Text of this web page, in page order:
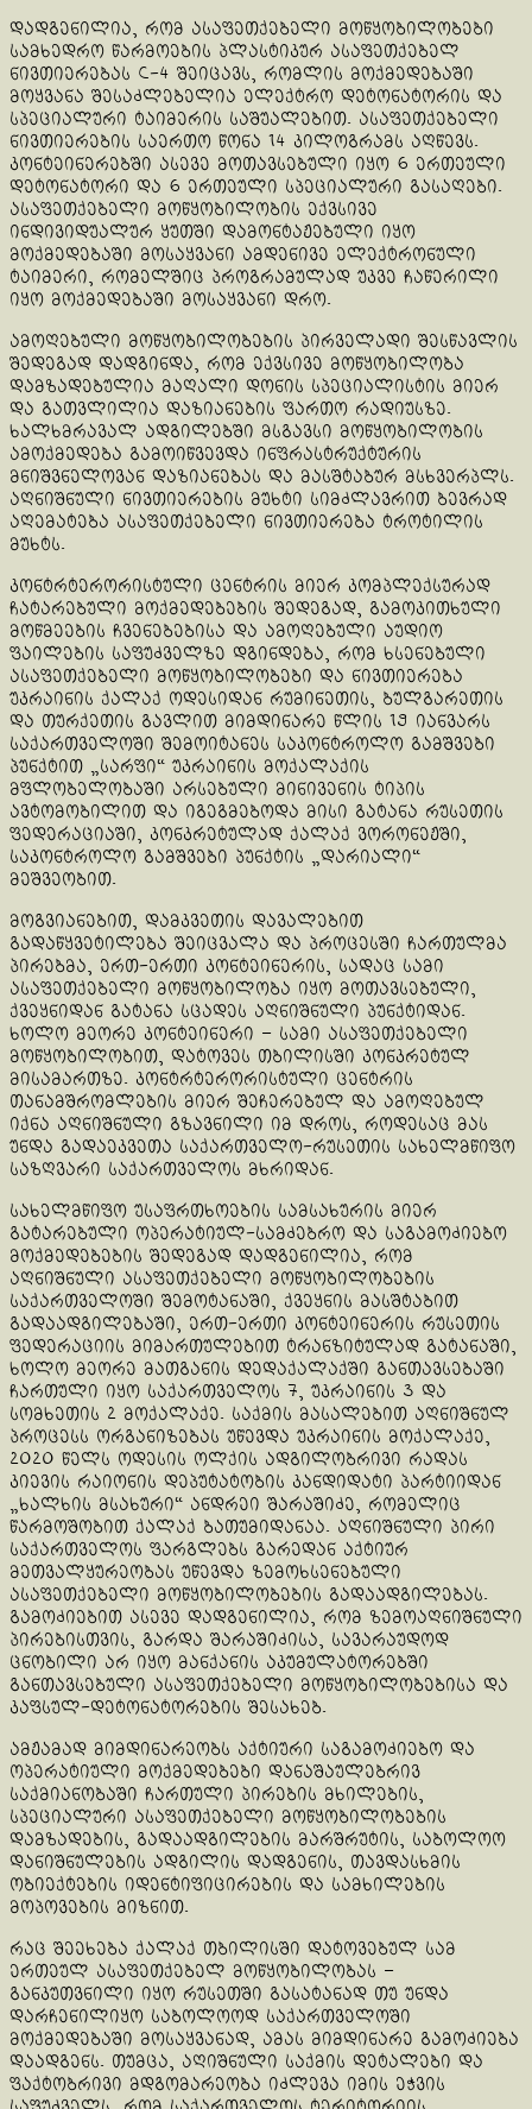
დადგენილია, რომ ასაფეთქებელი მოწყობილობები
სამხედრო წარმოების პლასტიკურ ასაფეთქებელ
ნივთიერებას C-4 შეიცავს, რომლის მოქმედებაში
მოყვანა შესაძლებელია ელექტრო დეტონატორის და
სპეციალური ტაიმერის საშუალებით. ასაფეთქებელი
ნივთიერების საერთო წონა 14 კილოგრამს აღწევს.
კონტეინერებში ასევე მოთავსებული იყო 6 ერთეული
დეტონატორი და 6 ერთეული სპეციალური გასაღები.
ასაფეთქებელი მოწყობილობის ექვსივე
ინდივიდუალურ ყუთში დამონტაჟებული იყო
მოქმედებაში მოსაყვანი ამდენივე ელექტრონული
ტაიმერი, რომელშიც პროგრამულად უკვე ჩაწერილი
იყო მოქმედებაში მოსაყვანი დრო.
ამოღებული მოწყობილობების პირველადი შესწავლის
შედეგად დადგინდა, რომ ექვსივე მოწყობილობა
დამზადებულია მაღალი დონის სპეციალისტის მიერ
და გათვლილია დაზიანების ფართო რადიუსზე.
ხალხმრავალ ადგილებში მსგავსი მოწყობილობის
ამოქმედება გამოიწვევდა ინფრასტრუქტურის
მნიშვნელოვან დაზიანებას და მასშტაბურ მსხვერპლს.
აღნიშნული ნივთიერების მუხტი სიმძლავრით ბევრად
აღემატება ასაფეთქებელი ნივთიერება ტროტილის
მუხტს.
კონტრტერორისტული ცენტრის მიერ კომპლექსურად
ჩატარებული მოქმედებების შედეგად, გამოკითხული
მოწმეების ჩვენებებისა და ამოღებული აუდიო
ფაილების საფუძველზე დგინდება, რომ ხსენებული
ასაფეთქებელი მოწყობილობები და ნივთიერება
უკრაინის ქალაქ ოდესიდან რუმინეთის, ბულგარეთის
და თურქეთის გავლით მიმდინარე წლის 19 იანვარს
საქართველოში შემოიტანეს საკონტროლო გამშვები
პუნქტით „სარფი“ უკრაინის მოქალაქის
მფლობელობაში არსებული მინივენის ტიპის
ავტომობილით და იგეგმებოდა მისი გატანა რუსეთის
ფედერაციაში, კონკრეტულად ქალაქ ვორონეჟში,
საკონტროლო გამშვები პუნქტის „დარიალი“
მეშვეობით.
მოგვიანებით, დამკვეთის დავალებით
გადაწყვეტილება შეიცვალა და პროცესში ჩართულმა
პირებმა, ერთ-ერთი კონტეინერის, სადაც სამი
ასაფეთქებელი მოწყობილობა იყო მოთავსებული,
ქვეყნიდან გატანა სცადეს აღნიშნული პუნქტიდან.
ხოლო მეორე კონტეინერი – სამი ასაფეთქებელი
მოწყობილობით, დატოვეს თბილისში კონკრეტულ
მისამართზე. კონტრტერორისტული ცენტრის
თანამშრომლების მიერ შეჩერებულ და ამოღებულ
იქნა აღნიშნული გზავნილი იმ დროს, როდესაც მას
უნდა გადაეკვეთა საქართველო-რუსეთის სახელმწიფო
საზღვარი საქართველოს მხრიდან.
სახელმწიფო უსაფრთხოების სამსახურის მიერ
გატარებული ოპერატიულ-სამძებრო და საგამოძიებო
მოქმედებების შედეგად დადგენილია, რომ
აღნიშნული ასაფეთქებელი მოწყობილობების
საქართველოში შემოტანაში, ქვეყნის მასშტაბით
გადაადგილებაში, ერთ-ერთი კონტეინერის რუსეთის
ფედერაციის მიმართულებით ტრანზიტულად გატანაში,
ხოლო მეორე მათგანის დედაქალაქში განთავსებაში
ჩართული იყო საქართველოს 7, უკრაინის 3 და
სომხეთის 2 მოქალაქე. საქმის მასალებით აღნიშნულ
პროცესს ორგანიზებას უწევდა უკრაინის მოქალაქე,
2020 წელს ოდესის ოლქის ადგილობრივი რადას
კიევის რაიონის დეპუტატობის კანდიდატი პარტიიდან
„ხალხის მსახური“ ანდრეი შარაშიძე, რომელიც
წარმოშობით ქალაქ ბათუმიდანაა. აღნიშნული პირი
საქართველოს ფარგლებს გარედან აქტიურ
მეთვალყურეობას უწევდა ზემოხსენებული
ასაფეთქებელი მოწყობილობების გადაადგილებას.
გამოძიებით ასევე დადგენილია, რომ ზემოაღნიშნული
პირებისთვის, გარდა შარაშიძისა, სავარაუდოდ
ცნობილი არ იყო მანქანის აკუმულატორებში
განთავსებული ასაფეთქებელი მოწყობილობებისა და
კაფსულ-დეტონატორების შესახებ.
ამჟამად მიმდინარეობს აქტიური საგამოძიებო და
ოპერატიული მოქმედებები დანაშაულებრივ
საქმიანობაში ჩართული პირების მხილების,
სპეციალური ასაფეთქებელი მოწყობილობების
დამზადების, გადაადგილების მარშრუტის, საბოლოო
დანიშნულების ადგილის დადგენის, თავდასხმის
ობიექტების იდენტიფიცირების და სამხილების
მოპოვების მიზნით.
რაც შეეხება ქალაქ თბილისში დატოვებულ სამ
ერთეულ ასაფეთქებელ მოწყობილობას –
განკუთვნილი იყო რუსეთში გასატანად თუ უნდა
დარჩენილიყო საბოლოოდ საქართველოში
მოქმედებაში მოსაყვანად, ამას მიმდინარე გამოძიება
დაადგენს. თუმცა, აღიშნული საქმის დეტალები და
ფაქტობრივი მდგომარეობა იძლევა იმის ეჭვის